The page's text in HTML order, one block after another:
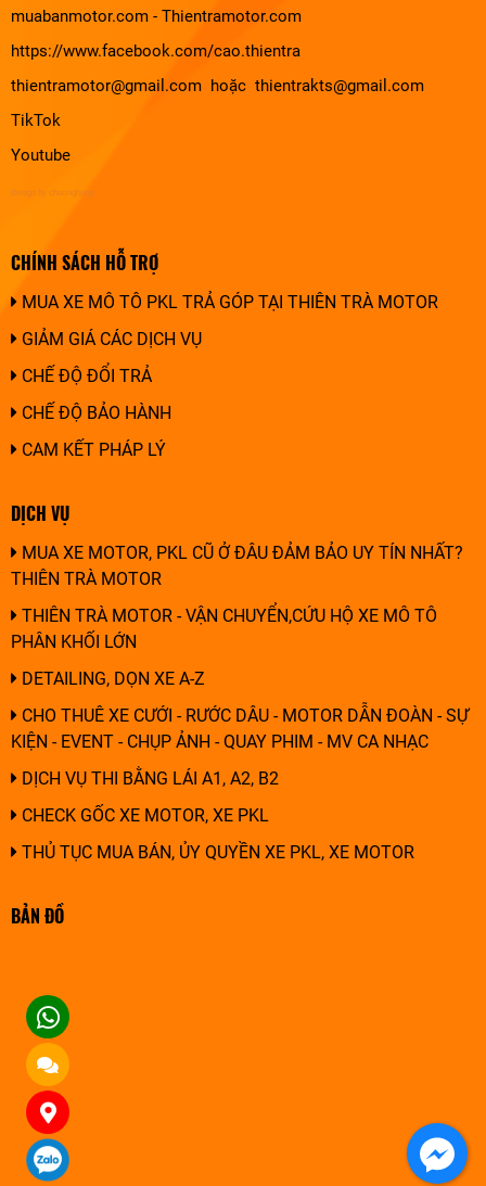
muabanmotor.com - Thientramotor.com
https://www.facebook.com/cao.thientra
thientramotor@gmail.com hoặc thientrakts@gmail.com
TikTok
Youtube
design by chuonghung
CHÍNH SÁCH HỖ TRỢ
MUA XE MÔ TÔ PKL TRẢ GÓP TẠI THIÊN TRÀ MOTOR
GIẢM GIÁ CÁC DỊCH VỤ
CHẾ ĐỘ ĐỔI TRẢ
CHẾ ĐỘ BẢO HÀNH
CAM KẾT PHÁP LÝ
DỊCH VỤ
MUA XE MOTOR, PKL CŨ Ở ĐÂU ĐẢM BẢO UY TÍN NHẤT?
THIÊN TRÀ MOTOR
THIÊN TRÀ MOTOR - VẬN CHUYỂN,CỨU HỘ XE MÔ TÔ
PHÂN KHỐI LỚN
DETAILING, DỌN XE A-Z
CHO THUÊ XE CƯỚI - RƯỚC DÂU - MOTOR DẪN ĐOÀN - SỰ
KIỆN - EVENT - CHỤP ẢNH - QUAY PHIM - MV CA NHẠC
DỊCH VỤ THI BẰNG LÁI A1, A2, B2
CHECK GỐC XE MOTOR, XE PKL
THỦ TỤC MUA BÁN, ỦY QUYỀN XE PKL, XE MOTOR
BẢN ĐỒ